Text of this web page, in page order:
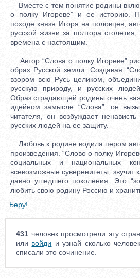
Вместе с тем понятие родины
о полку Игореве” и ее историю.
походе князя Игоря на половцев,
русской жизни за полтора
времена с настоящим.
Автор “Слова о полку Игореве”
образ Русской земли. Создавая
взором всю Русь целиком,
русскую природу, и русских
Образ страдающей родины очень
идейном замысле “Слова”: он
читателя, он возбуждает
русских людей на ее защиту.
Любовь к родине водила пером
произведения. “Слово о полку
социальных и национальных
всевозможные суверенитеты, звучит
давно ушедшего поколения. Это
любить свою родину Россию и
Беру!
431 человек просмотрели эту
или войди и узнай сколько
списали это сочинение.